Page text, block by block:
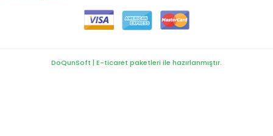
DoQunSoft | E-ticaret paketleri ile hazırlanmıştır.